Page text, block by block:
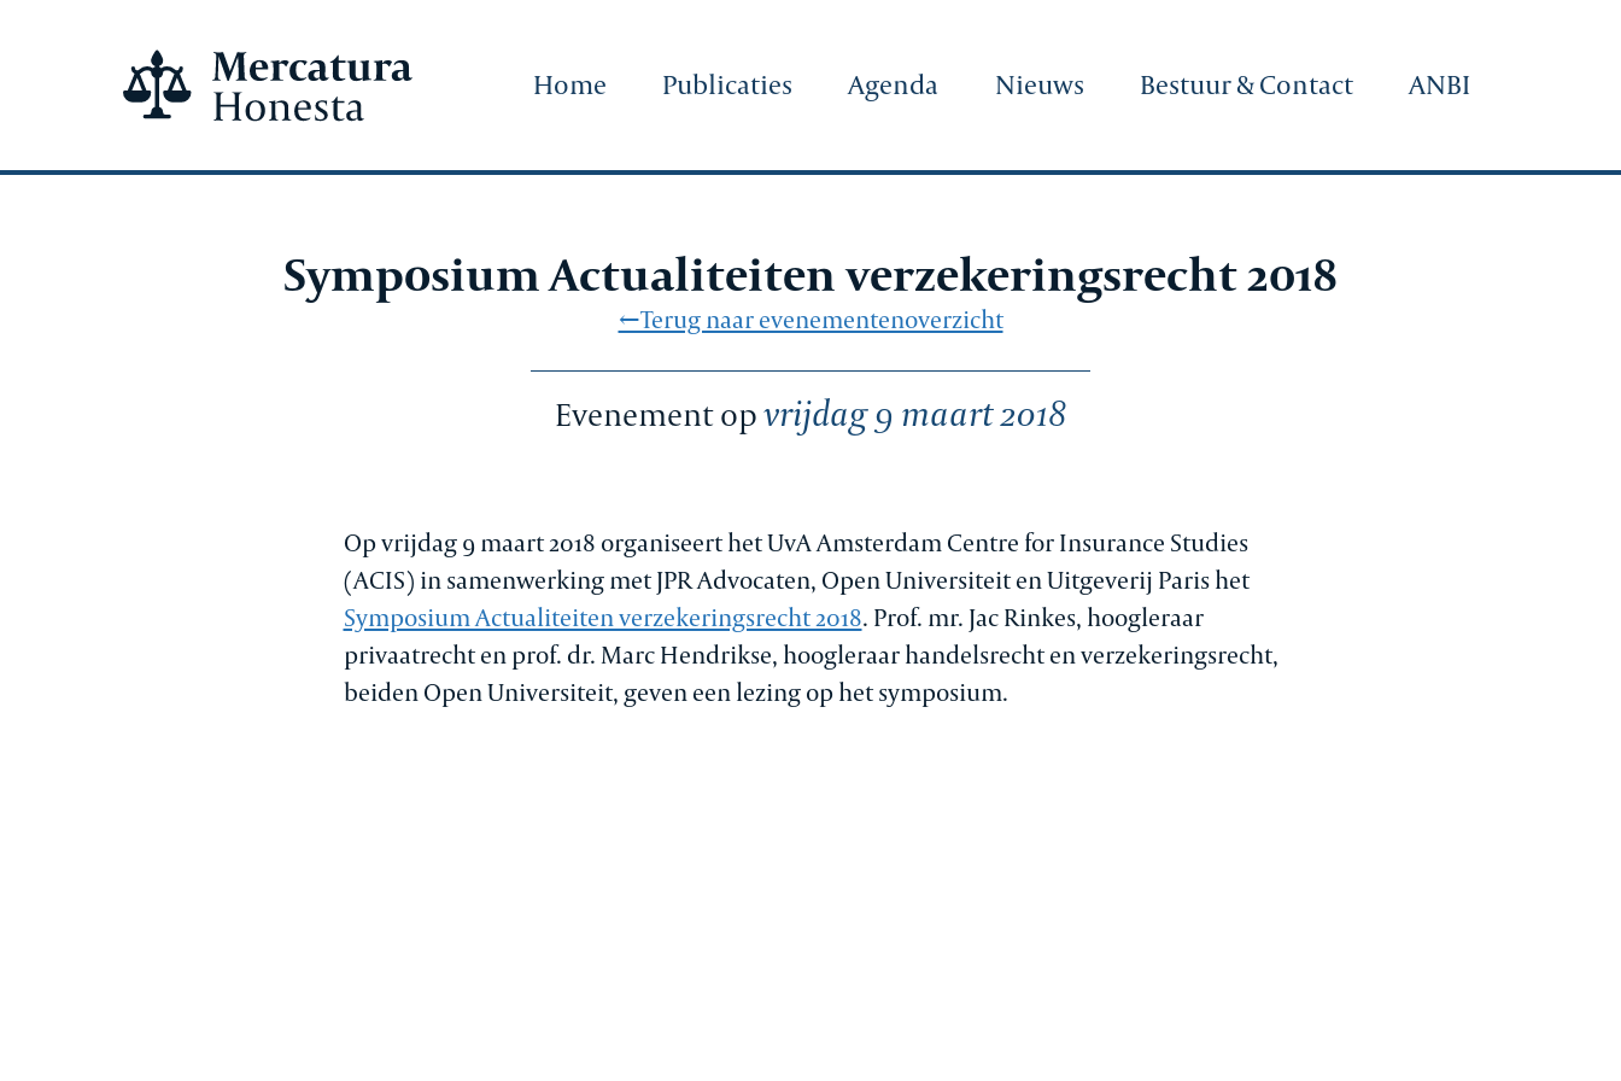
Home Publicaties Agenda Nieuws Bestuur & Contact ANBI
Symposium Actualiteiten verzekeringsrecht 2018
←Terug naar evenementenoverzicht
Evenement opvrijdag 9 maart 2018
Op vrijdag 9 maart 2018 organiseert het UvA Amsterdam Centre for Insurance Studies
(ACIS) in samenwerking met JPR Advocaten, Open Universiteit en Uitgeverij Paris het
Symposium Actualiteiten verzekeringsrecht 2018. Prof. mr. Jac Rinkes, hoogleraar
privaatrecht en prof. dr. Marc Hendrikse, hoogleraar handelsrecht en verzekeringsrecht,
beiden Open Universiteit, geven een lezing op het symposium.